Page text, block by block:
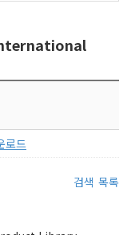
로드
검색 목록